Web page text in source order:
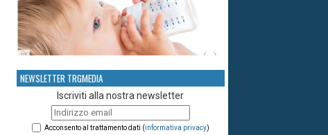
NEWSLETTER TRGMEDIA
Iscriviti alla nostra newsletter
Acconsento al trattamento dati (informativa privacy)